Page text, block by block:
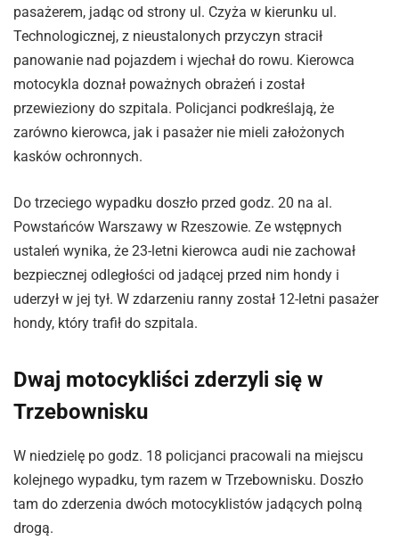
pasażerem, jadąc od strony ul. Czyża w kierunku ul.
Technologicznej, z nieustalonych przyczyn stracił
panowanie nad pojazdem i wjechał do rowu. Kierowca
motocykla doznał poważnych obrażeń i został
przewieziony do szpitala. Policjanci podkreślają, że
zarówno kierowca, jak i pasażer nie mieli założonych
kasków ochronnych.
Do trzeciego wypadku doszło przed godz. 20 na al.
Powstańców Warszawy w Rzeszowie. Ze wstępnych
ustaleń wynika, że 23-letni kierowca audi nie zachował
bezpiecznej odległości od jadącej przed nim hondy i
uderzył w jej tył. W zdarzeniu ranny został 12-letni pasażer
hondy, który trafił do szpitala.
Dwaj motocykliści zderzyli się w
Trzebownisku
W niedzielę po godz. 18 policjanci pracowali na miejscu
kolejnego wypadku, tym razem w Trzebownisku. Doszło
tam do zderzenia dwóch motocyklistów jadących polną
drogą.